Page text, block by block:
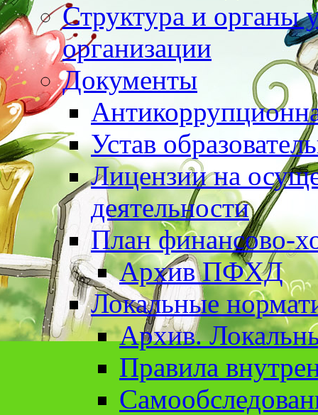
Структура и органы
организации
Документы
Устав
Лицензии на
деятельности
План финансово-
Архив ПФХД
Локальные
Архив.
Правила